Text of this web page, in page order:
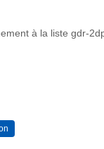
à la liste gdr-